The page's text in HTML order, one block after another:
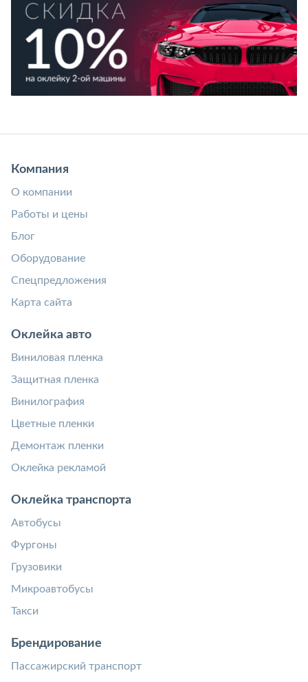
Компания
О компании
Работы и цены
Блог
Оборудование
Спецпредложения
Карта сайта
Оклейка авто
Виниловая пленка
Защитная пленка
Винилография
Цветные пленки
Демонтаж пленки
Оклейка рекламой
Оклейка транспорта
Автобусы
Фургоны
Грузовики
Микроавтобусы
Такси
Брендирование
Пассажирский транспорт